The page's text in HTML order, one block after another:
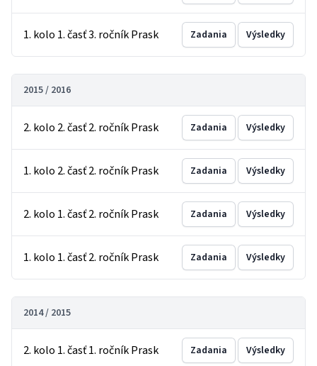
1. kolo 1. časť 3. ročník Prask Zadania Výsledky
2015 / 2016
2. kolo 2. časť 2. ročník Prask Zadania Výsledky
1. kolo 2. časť 2. ročník Prask Zadania Výsledky
2. kolo 1. časť 2. ročník Prask Zadania Výsledky
1. kolo 1. časť 2. ročník Prask Zadania Výsledky
2014 / 2015
2. kolo 1. časť 1. ročník Prask Zadania Výsledky